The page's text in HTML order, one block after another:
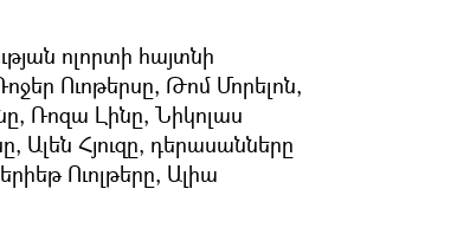
ոլորտի հայտնի
Ուոթերսը, Թոմ Մորելոն,
Ռոզա Լինը, Նիկոլաս
Ալեն Հյուզը, դերասանները
Ուոլթերը, Ալիա